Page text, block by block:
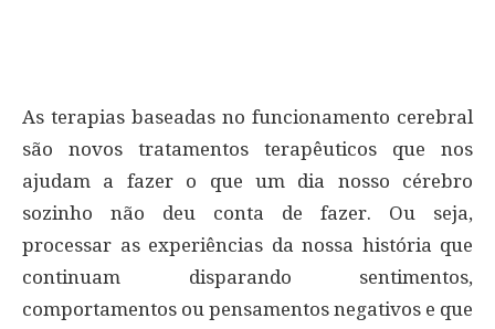
As terapias baseadas no funcionamento cerebral
são novos tratamentos terapêuticos que nos
ajudam a fazer o que um dia nosso cérebro
sozinho não deu conta de fazer. Ou seja,
processar as experiências da nossa história que
continuam disparando sentimentos,
comportamentos ou pensamentos negativos e que